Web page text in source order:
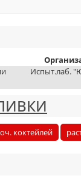
Испыт.лаб.
коктейлей